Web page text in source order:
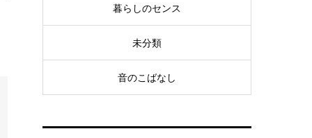
暮らしのセンス
未分類
音のこばなし